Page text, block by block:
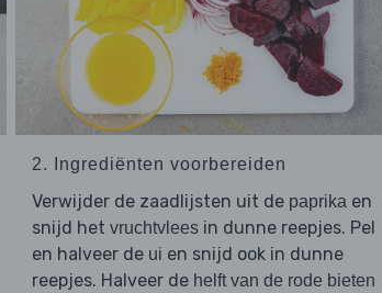
2. Ingrediënten voorbereiden
Verwijder de zaadlijsten uit de paprikaen
snijd het vruchtvleesin dunne reepjes. Pel
en halveer de ui en snijd ook in dunne
reepjes. Halveer de helft van de rode bieten